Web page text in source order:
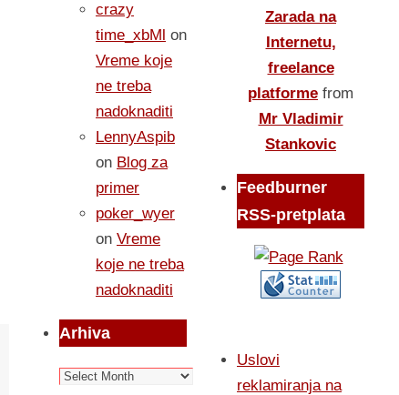
crazy
time_xbMl on
Vreme koje
ne treba
nadoknaditi
LennyAspib
on Blog za
primer
poker_wyer
on Vreme
koje ne treba
nadoknaditi
Arhiva
Arhiva
Zarada na
Internetu,
freelance
platforme from
Mr Vladimir
Stankovic
Feedburner
RSS-pretplata
Uslovi
reklamiranja na